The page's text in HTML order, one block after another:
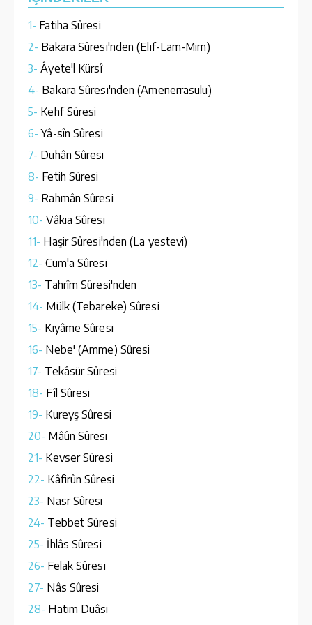
1- Fatiha Sûresi
2- Bakara Sûresi'nden (Elif-Lam-Mim)
3- Âyete'l Kürsî
4- Bakara Sûresi'nden (Amenerrasulü)
5- Kehf Sûresi
6- Yâ-sîn Sûresi
7- Duhân Sûresi
8- Fetih Sûresi
9- Rahmân Sûresi
10- Vâkıa Sûresi
11- Haşir Sûresi'nden (La yestevi)
12- Cum'a Sûresi
13- Tahrîm Sûresi'nden
14- Mülk (Tebareke) Sûresi
15- Kıyâme Sûresi
16- Nebe' (Amme) Sûresi
17- Tekâsür Sûresi
18- Fîl Sûresi
19- Kureyş Sûresi
20- Mâûn Sûresi
21- Kevser Sûresi
22- Kâfirûn Sûresi
23- Nasr Sûresi
24- Tebbet Sûresi
25- İhlâs Sûresi
26- Felak Sûresi
27- Nâs Sûresi
28- Hatim Duâsı